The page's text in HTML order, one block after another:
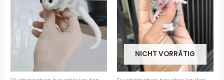
NICHT VORRÄTIG